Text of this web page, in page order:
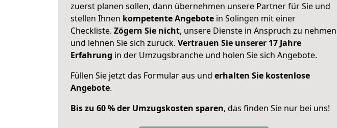
zuerst planen sollen, dann übernehmen unsere Partner für Sie und
stellen Ihnen kompetente Angebote in Solingen mit einer
Checkliste. Zögern Sie nicht, unsere Dienste in Anspruch zu nehmen
und lehnen Sie sich zurück. Vertrauen Sie unserer 17 Jahre
Erfahrung in der Umzugsbranche und holen Sie sich Angebote.
Füllen Sie jetzt das Formular aus und erhalten Sie kostenlose
Angebote.
Bis zu 60 % der Umzugskosten sparen, das finden Sie nur bei uns!